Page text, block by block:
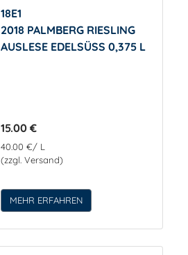
18E1
2018 PALMBERG RIESLING
AUSLESE EDELSÜSS 0,375 L
15.00 €
40.00 €/ L
(zzgl. Versand)
MEHR ERFAHREN